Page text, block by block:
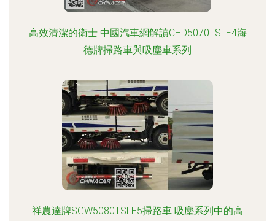
高效清潔的衛士 中國汽車網解讀CHD5070TSLE4海
德牌掃路車與吸塵車系列
祥農達牌SGW5080TSLE5掃路車 吸塵系列中的高